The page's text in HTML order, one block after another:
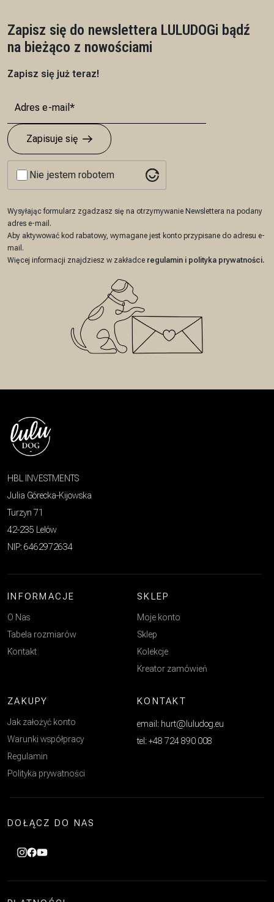
Zapisz się do newslettera LULUDOGi bądź
na bieżąco z nowościami
Zapisz się już teraz!
Zapisuje się
Nie jestem robotem
Wysyłając formularz zgadzasz się na otrzymywanie Newslettera na podany
adres e-mail.
Aby aktywować kod rabatowy, wymagane jest konto przypisane do adresu e-
mail.
Więcej informacji znajdziesz w zakładce regulamin i polityka prywatności.
HBL INVESTMENTS
Julia Górecka-Kijowska
Turzyn 71
42-235 Lelów
NIP: 6462972634
INFORMACJE
O Nas
Tabela rozmiarów
Kontakt
SKLEP
Moje konto
Sklep
Kolekcje
Kreator zamówień
ZAKUPY
Jak założyć konto
Warunki współpracy
Regulamin
Polityka prywatności
KONTAKT
email: hurt@luludog.eu
tel: +48 724 890 008
DOŁĄCZ DO NAS